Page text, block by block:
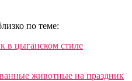
по теме:
в цыганском стиле
животные на праздник